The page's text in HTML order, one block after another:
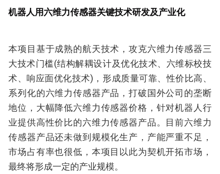
机器人用六维力传感器关键技术研发及产业化
本项目基于成熟的航天技术，攻克六维力传感器三
大技术门槛(结构解耦设计及优化技术、六维标校技
术、响应面优化技术)，形成质量可靠、性价比高、
系列化的六维力传感器产品，打破国外公司的垄断
地位，大幅降低六维力传感器价格，针对机器人行
业提供高性价比的六维力传感器产品。目前六维力
传感器产品还未做到规模化生产，产能严重不足，
市场占有率也很低，本项目以此为契机开拓市场，
最终将形成一定的产业规模。